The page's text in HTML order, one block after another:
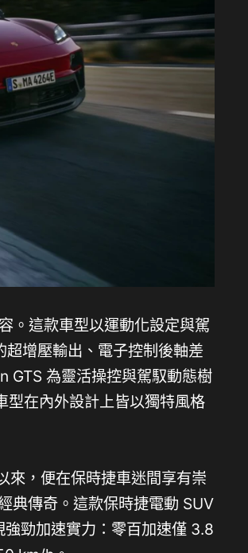
。這款車型以運動化設定與駕
增壓輸出、電子控制後軸差
GTS 為靈活操控與駕馭動態樹
型在內外設計上皆以獨特風格
來，便在保時捷車迷間享有崇
典傳奇。這款保時捷電動 SUV
勁加速實力：零百加速僅 3.8